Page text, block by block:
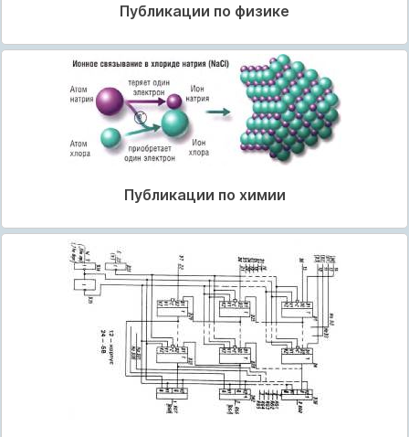
Публикации по физике
Публикации по химии